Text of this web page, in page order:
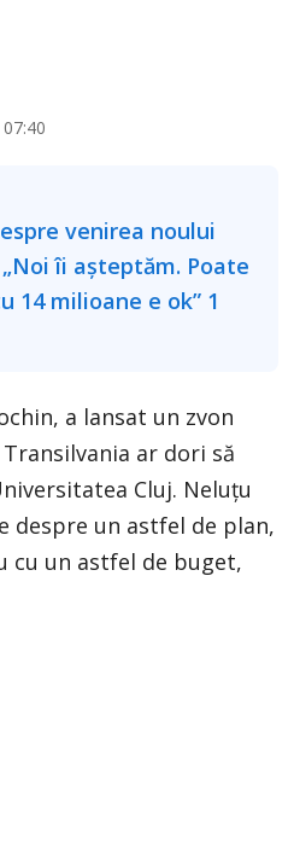
a lansat un zvon
ar dori să
Cluj. Neluțu
despre un astfel de plan,
cu un astfel de buget,